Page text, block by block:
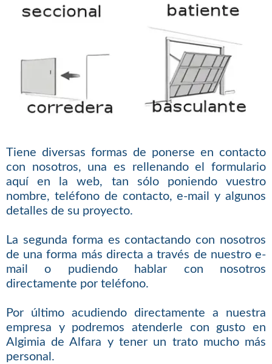
Tiene diversas formas de ponerse en contacto
con nosotros, una es rellenando el formulario
aquí en la web, tan sólo poniendo vuestro
nombre, teléfono de contacto, e-mail y algunos
detalles de su proyecto.
La segunda forma es contactando con nosotros
de una forma más directa a través de nuestro e-
mail o pudiendo hablar con nosotros
directamente por teléfono.
Por último acudiendo directamente a nuestra
empresa y podremos atenderle con gusto en
Algimia de Alfara y tener un trato mucho más
personal.